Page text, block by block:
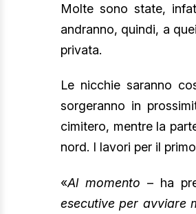
Molte sono state,
andranno, quindi, a
privata.
Le nicchie saranno
sorgeranno in
cimitero, mentre la
nord. I lavori per il
«Al momento – ha
esecutive per avviare